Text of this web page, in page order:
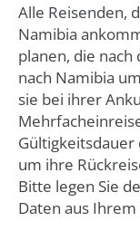
Alle Reisenden,
Namibia
planen, die
nach Namibia
sie bei ihrer
Gültigkeitsdauer
um ihre
Bitte legen Sie
Daten aus